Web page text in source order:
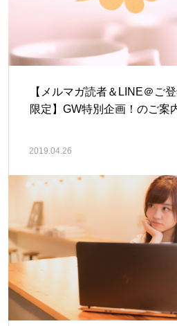
【メルマガ読者＆LINE＠ご
限定】GW特別企画！のご案
2019.04.26